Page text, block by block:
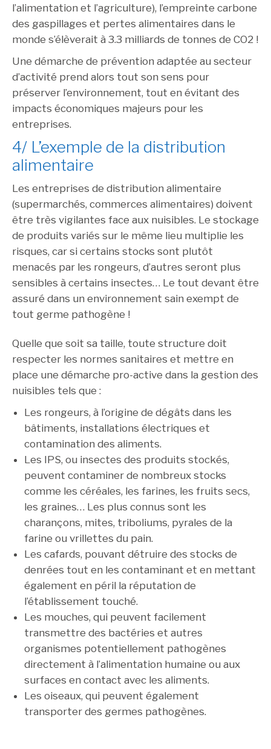
l’alimentation et l’agriculture), l’empreinte carbone
des gaspillages et pertes alimentaires dans le
monde s’élèverait à 3.3 milliards de tonnes de CO2 !
Une démarche de prévention adaptée au secteur
d’activité prend alors tout son sens pour
préserver l’environnement, tout en évitant des
impacts économiques majeurs pour les
entreprises.
4/ L’exemple de la distribution
alimentaire
Les entreprises de distribution alimentaire
(supermarchés, commerces alimentaires) doivent
être très vigilantes face aux nuisibles. Le stockage
de produits variés sur le même lieu multiplie les
risques, car si certains stocks sont plutôt
menacés par les rongeurs, d’autres seront plus
sensibles à certains insectes… Le tout devant être
assuré dans un environnement sain exempt de
tout germe pathogène !
Quelle que soit sa taille, toute structure doit
respecter les normes sanitaires et mettre en
place une démarche pro-active dans la gestion des
nuisibles tels que :
Les rongeurs, à l’origine de dégâts dans les
bâtiments, installations électriques et
contamination des aliments.
Les IPS, ou insectes des produits stockés,
peuvent contaminer de nombreux stocks
comme les céréales, les farines, les fruits secs,
les graines… Les plus connus sont les
charançons, mites, triboliums, pyrales de la
farine ou vrillettes du pain.
Les cafards, pouvant détruire des stocks de
denrées tout en les contaminant et en mettant
également en péril la réputation de
l’établissement touché.
Les mouches, qui peuvent facilement
transmettre des bactéries et autres
organismes potentiellement pathogènes
directement à l’alimentation humaine ou aux
surfaces en contact avec les aliments.
Les oiseaux, qui peuvent également
transporter des germes pathogènes.